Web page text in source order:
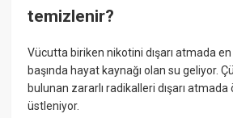
temizlenir?
Vücutta biriken nikotini dışarı atmada
başında hayat kaynağı olan su geliyor.
bulunan zararlı radikalleri dışarı atmada
üstleniyor.